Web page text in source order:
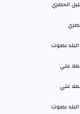
علي